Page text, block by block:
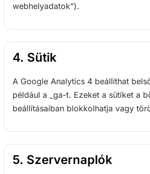
webhelyadatok").
4. Sütik
A Google Analytics 4 beállíthat
például a _ga-t. Ezeket a sütiket a
beállításaiban blokkolhatja vagy
5. Szervernaplók